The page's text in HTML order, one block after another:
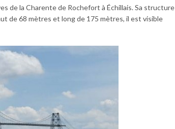
de la Charente de Rochefort à Échillais. Sa structure
de 68 mètres et long de 175 mètres, il est visible